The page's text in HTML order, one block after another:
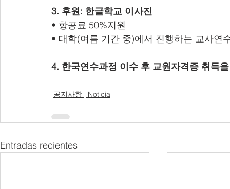
3. 후원: 한글학교 이사진
• 항공료 50%지원
• 대학(여름 기간 중)에서 진행하는 교사연
4. 한국연수과정 이수 후 교원자격증 취득
공지사항 | Noticia
Entradas recientes